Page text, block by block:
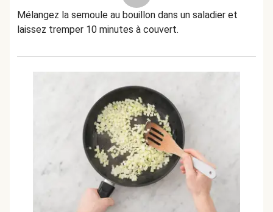
Mélangez la semoule au bouillon dans un saladier et
laissez tremper 10 minutes à couvert.